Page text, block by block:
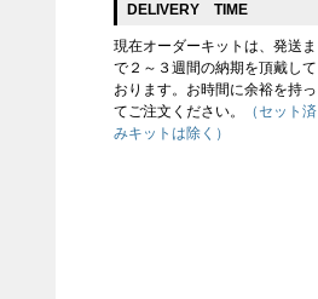
DELIVERY TIME
現在オーダーキットは、発送ま
で２～３週間の納期を頂戴して
おります。お時間に余裕を持っ
てご注文ください。
（セット済
みキットは除く）